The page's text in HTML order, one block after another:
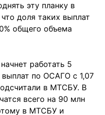
эту планку в
доля таких выплат
общего объема
работать 5
по ОСАГО с 1,07
в МТСБУ. В
всего на 90 млн
в МТСБУ и